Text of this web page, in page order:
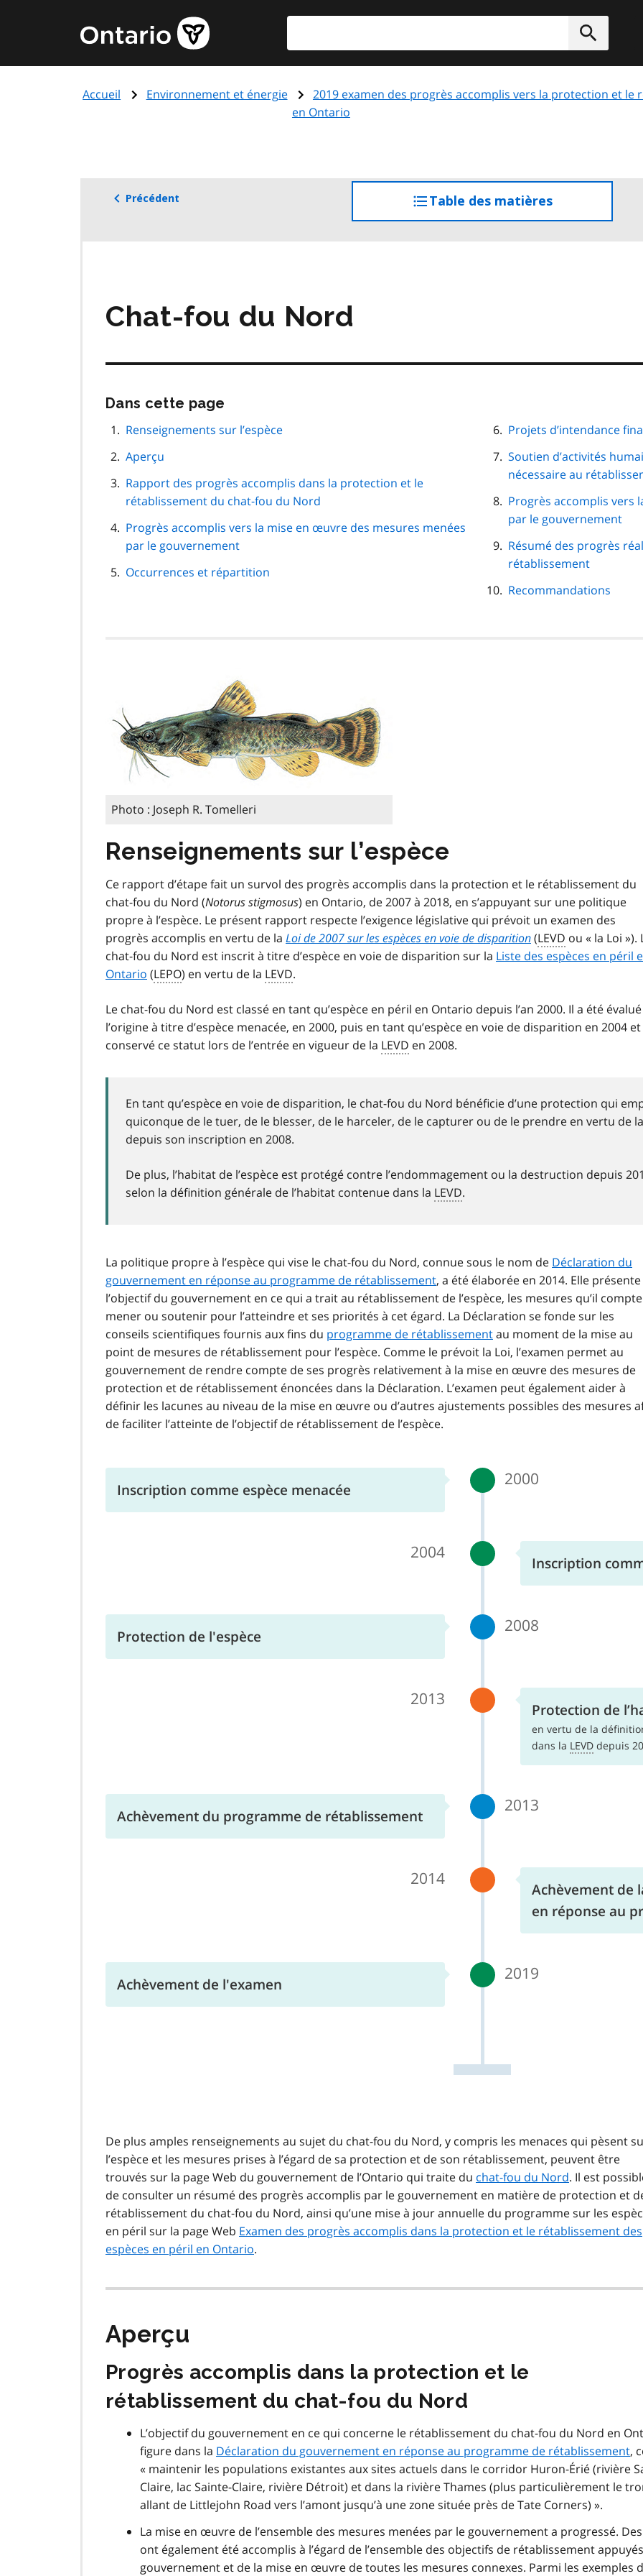
principal
Page
d'accueil
de
Accueil Environnement et énergie
2019 examen des progrès accomplis vers la protection et le
en Ontario
Précédent Table des matièresaccéder
à
Chat-fou du Nord
Dans cette page
navigation
Renseignements sur l’espèce
Aperçu
Rapport des progrès accomplis dans la protection et le
rétablissement du chat-fou du Nord
Progrès accomplis vers la mise en œuvre des mesures menées
par le gouvernement
Occurrences et répartition
Projets d’intendance
Soutien d’activités
nécessaire au
Progrès accomplis vers
par le gouvernement
Résumé des progrès
rétablissement
Recommandations
Photo : Joseph R. Tomelleri
Renseignements sur l’espèce
Ce rapport d’étape fait un survol des progrès accomplis dans la protection et le rétablissement du
chat-fou du Nord (Notorus stigmosus) en Ontario, de 2007 à 2018, en s’appuyant sur une politique
propre à l’espèce. Le présent rapport respecte l’exigence législative qui prévoit un examen des
progrès accomplis en vertu de la Loi de 2007 sur les espèces en voie de disparition(LEVD ou « la Loi »).
chat-fou du Nord est inscrit à titre d’espèce en voie de disparition sur la Liste des espèces en péril
Ontario (LEPO) en vertu de la LEVD.
Le chat-fou du Nord est classé en tant qu’espèce en péril en Ontario depuis l’an 2000. Il a été
l’origine à titre d’espèce menacée, en 2000, puis en tant qu’espèce en voie de disparition en 2004 et
conservé ce statut lors de l’entrée en vigueur de la LEVD en 2008.
En tant qu’espèce en voie de disparition, le chat-fou du Nord bénéficie d’une protection qui
quiconque de le tuer, de le blesser, de le harceler, de le capturer ou de le prendre en vertu de la
depuis son inscription en 2008.
De plus, l’habitat de l’espèce est protégé contre l’endommagement ou la destruction depuis
selon la définition générale de l’habitat contenue dans la LEVD.
La politique propre à l’espèce qui vise le chat-fou du Nord, connue sous le nom de Déclaration du
gouvernement en réponse au programme de rétablissement, a été élaborée en 2014. Elle présente
l’objectif du gouvernement en ce qui a trait au rétablissement de l’espèce, les mesures qu’il compte
mener ou soutenir pour l’atteindre et ses priorités à cet égard. La Déclaration se fonde sur les
conseils scientifiques fournis aux fins du programme de rétablissementau moment de la mise au
point de mesures de rétablissement pour l’espèce. Comme le prévoit la Loi, l’examen permet au
gouvernement de rendre compte de ses progrès relativement à la mise en œuvre des mesures de
protection et de rétablissement énoncées dans la Déclaration. L’examen peut également aider à
définir les lacunes au niveau de la mise en œuvre ou d’autres ajustements possibles des mesures
de faciliter l’atteinte de l’objectif de rétablissement de l’espèce.
2000
Inscription comme espèce menacée
2004
Inscription
2008
Protection de l'espèce
2013
Protection de
en vertu de la
dans la LEVDdepuis
2013
Achèvement du programme de rétablissement
2014
Achèvement de
en réponse au
2019
Achèvement de l'examen
De plus amples renseignements au sujet du chat-fou du Nord, y compris les menaces qui pèsent
l’espèce et les mesures prises à l’égard de sa protection et de son rétablissement, peuvent être
trouvés sur la page Web du gouvernement de l’Ontario qui traite du chat-fou du Nord. Il est
de consulter un résumé des progrès accomplis par le gouvernement en matière de protection et
rétablissement du chat-fou du Nord, ainsi qu’une mise à jour annuelle du programme sur les
en péril sur la page Web Examen des progrès accomplis dans la protection et le rétablissement des
espèces en péril en Ontario.
Aperçu
Progrès accomplis dans la protection et le
rétablissement du chat-fou du Nord
L’objectif du gouvernement en ce qui concerne le rétablissement du chat-fou du Nord en
figure dans la Déclaration du gouvernement en réponse au programme de rétablissement,
« maintenir les populations existantes aux sites actuels dans le corridor Huron-Érié (rivière
Claire, lac Sainte-Claire, rivière Détroit) et dans la rivière Thames (plus particulièrement le
allant de Littlejohn Road vers l’amont jusqu’à une zone située près deTate Corners) ».
La mise en œuvre de l’ensemble des mesures menées par le gouvernement a progressé.
ont également été accomplis à l’égard de l’ensemble des objectifs de rétablissement
gouvernement et de la mise en œuvre de toutes les mesures connexes. Parmi les exemples